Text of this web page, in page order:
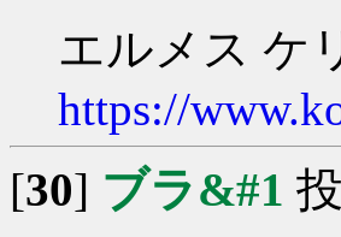
エルメス
https://
[30] ブラ&#1